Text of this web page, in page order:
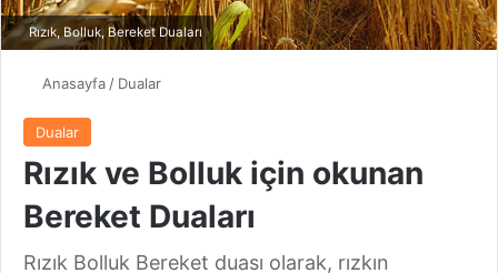
Rızık, Bolluk, Bereket Duaları
Anasayfa / Dualar
Dualar
Rızık ve Bolluk için okunan
Bereket Duaları
Rızık Bolluk Bereket duası olarak, rızkın